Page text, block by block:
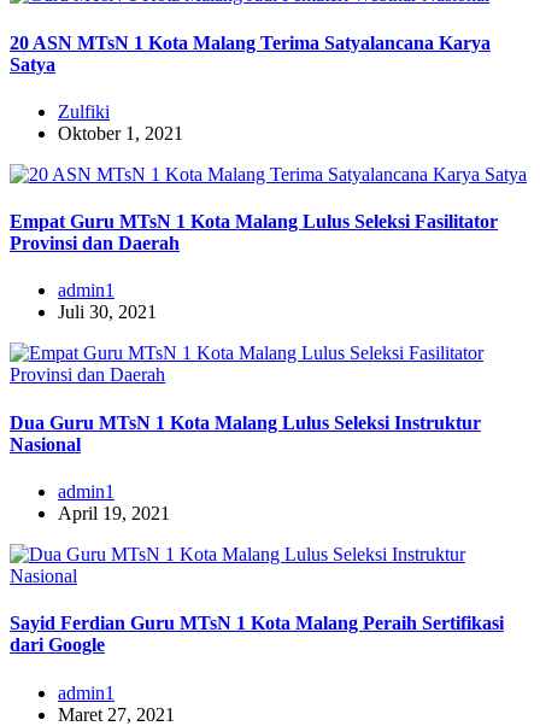
20 ASN MTsN 1 Kota Malang Terima Satyalancana Karya
Satya
Zulfiki
Oktober 1, 2021
Empat Guru MTsN 1 Kota Malang Lulus Seleksi Fasilitator
Provinsi dan Daerah
admin1
Juli 30, 2021
Dua Guru MTsN 1 Kota Malang Lulus Seleksi Instruktur
Nasional
admin1
April 19, 2021
Sayid Ferdian Guru MTsN 1 Kota Malang Peraih Sertifikasi
dari Google
admin1
Maret 27, 2021